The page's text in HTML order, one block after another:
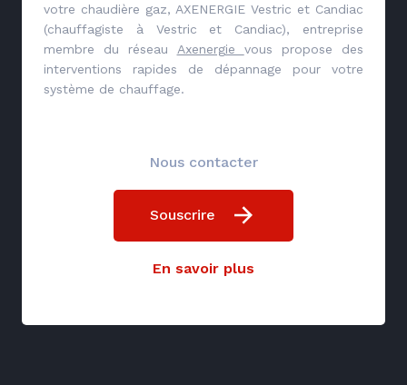
votre chaudière gaz, AXENERGIE Vestric et Candiac
(chauffagiste à Vestric et Candiac), entreprise
membre du réseau Axenergie vous propose des
interventions rapides de dépannage pour votre
système de chauffage.
Nous contacter
Souscrire
En savoir plus